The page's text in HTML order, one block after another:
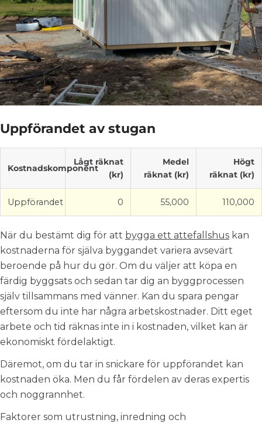
Uppförandet av stugan
Kostnadskomponent
Lågt räknat
(kr)
Medel
räknat (kr)
Högt
räknat (kr)
Uppförandet 0 55,000 110,000
När du bestämt dig för att bygga ett attefallshus kan
kostnaderna för själva byggandet variera avsevärt
beroende på hur du gör. Om du väljer att köpa en
färdig byggsats och sedan tar dig an byggprocessen
själv tillsammans med vänner. Kan du spara pengar
eftersom du inte har några arbetskostnader. Ditt eget
arbete och tid räknas inte in i kostnaden, vilket kan är
ekonomiskt fördelaktigt.
Däremot, om du tar in snickare för uppförandet kan
kostnaden öka. Men du får fördelen av deras expertis
och noggrannhet.
Faktorer som utrustning, inredning och